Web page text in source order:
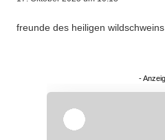
freunde des heiligen wildschweins